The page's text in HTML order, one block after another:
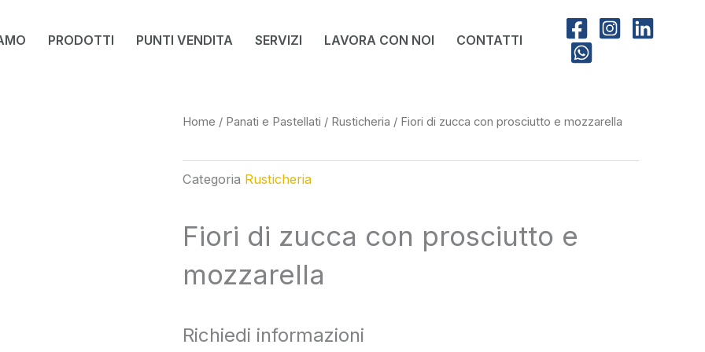
PRODOTTI PUNTI VENDITA SERVIZI LAVORA CON NOI CONTATTI
Home / Panati e Pastellati / Rusticheria / Fiori di zucca con prosciutto e mozzarella
Categoria Rusticheria
Fiori di zucca con prosciutto e
mozzarella
Richiedi informazioni